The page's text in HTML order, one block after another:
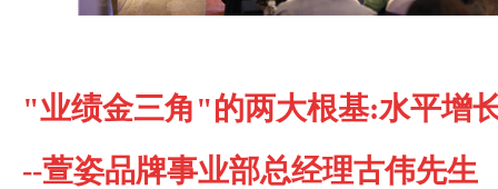
"业绩金三角"的两大根基:水平增
--萱姿品牌事业部总经理古伟先生